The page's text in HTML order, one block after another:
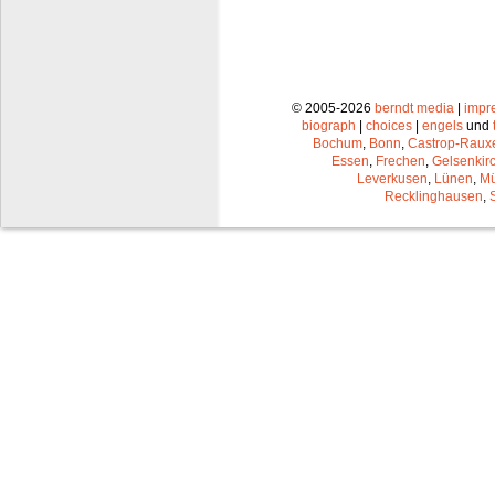
© 2005-2026 berndt media|
biograph
choices engels und
Bochum, Bonn, Castrop-
Essen, Frechen,
Leverkusen, Lünen,
Recklinghausen,